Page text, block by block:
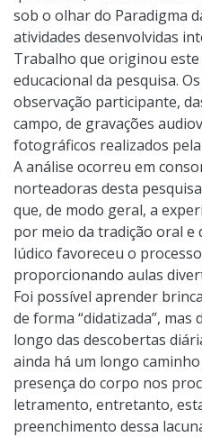
sob o olhar do Paradigma
atividades desenvolvidas
Trabalho que originou
educacional da pesquisa.
observação participante,
campo, de gravações
fotográficos realizados
A análise ocorreu em
norteadoras desta
que, de modo geral, a
por meio da tradição oral
lúdico favoreceu o
proporcionando aulas
Foi possível aprender
de forma “didatizada”,
longo das descobertas
ainda há um longo
presença do corpo nos
letramento, entretanto,
preenchimento dessa